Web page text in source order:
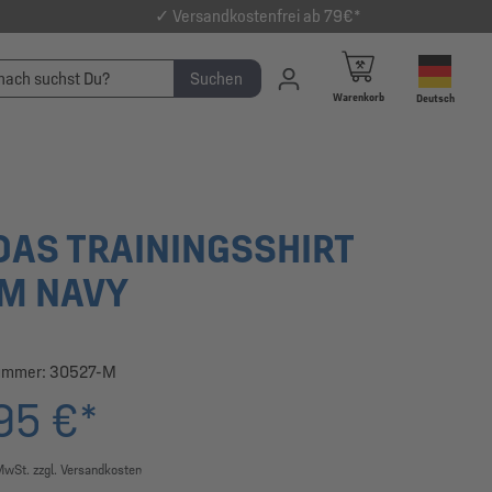
✓ Versandkostenfrei ab 79€*
Suchen
Warenkorb Deutsch
TRAININGSSHIRT
NAVY
30527-M
€*
zzgl. Versandkosten